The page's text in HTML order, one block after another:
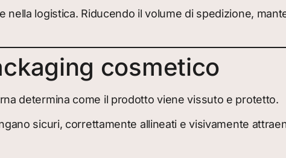
logistica. Riducendo il volume di spedizione,
cosmetico
determina come il prodotto viene vissuto e protetto.
sicuri, correttamente allineati e visivamente